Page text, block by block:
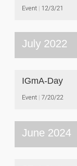
Event 12/3/21
July 2022
IGmA-Day
Event 7/20/22
June 2024